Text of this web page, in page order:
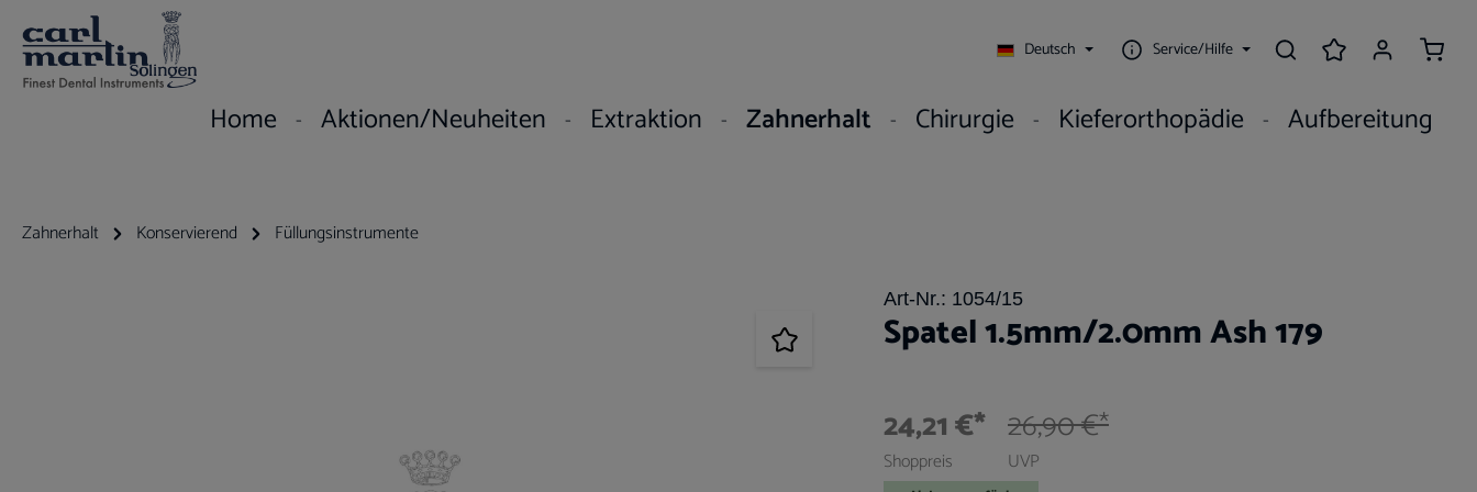
Hauptinhalt springen
Zur Hauptnavigation springen
Deutsch Service/Hilfe
Home Aktionen/Neuheiten Extraktion Zahnerhalt Chirurgie Kieferorthopädie Aufbereitung
Zahnerhalt Konservierend Füllungsinstrumente
Art-Nr.: 1054/15
Spatel 1.5mm/2.0mm Ash 179
24,21 €*
Shoppreis
26,90 €*
UVP